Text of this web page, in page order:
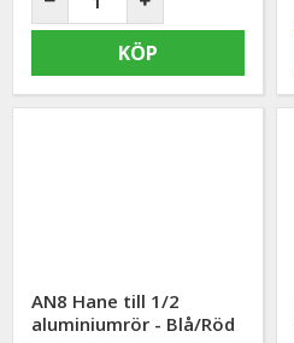
KÖP
AN8 Hane till 1/2
aluminiumrör - Blå/Röd